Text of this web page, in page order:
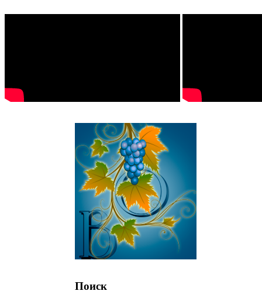
Поиск